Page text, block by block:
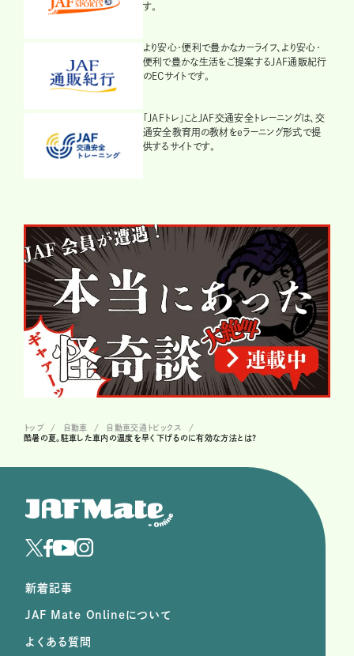
す。
より安心・便利で豊かなカーライフ、より安心・
便利で豊かな生活をご提案するJAF通販紀行
のECサイトです。
「JAFトレ」ことJAF交通安全トレーニングは、交
通安全教育用の教材をeラーニング形式で提
供するサイトです。
トップ 自動車
自動車交通トピックス
酷暑の夏。駐車した車内の温度を早く下げるのに有効な方法とは?
新着記事
JAF Mate Onlineについて
よくある質問